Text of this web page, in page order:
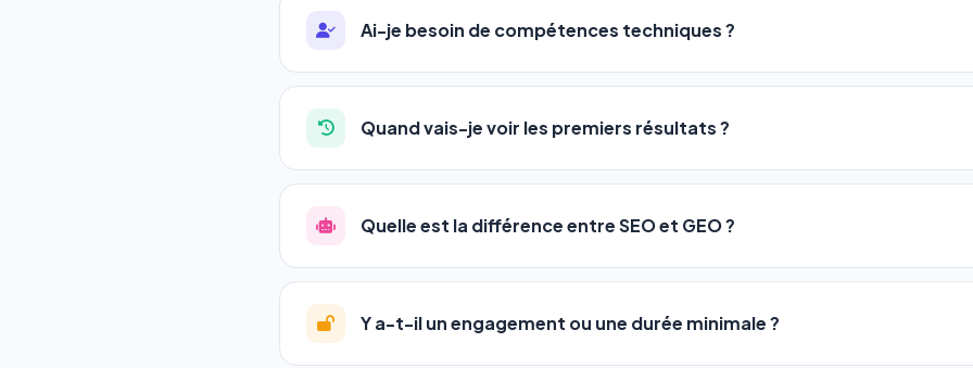
Ai-je besoin de compétences techniques ?
Absolument pas. Notre logiciel a été conçu pour être accessible àtous les profils:
auto-entrepreneurs, PME ou agences. Pas de code, pas de configuration complexe —
l'adresse de votre site, décrivez votre activité, et le logiciel gère tout en automatique
Quand vais-je voir les premiers résultats ?
La plupart de nos utilisateurs observent une amélioration de leur positionnement en4
progression
votre tableau de bord.
Quelle est la différence entre SEO et GEO ?
LeSEO(Search Engine Optimization) vous positionne sur les moteurs classiques :
GEO(Generative Engine Optimization) va plus loin : il fait en sorte que les IA
Gemini et Perplexity
vous citent comme référence dans leurs réponses. Notre
Y a-t-il un engagement ou une durée minimale ?